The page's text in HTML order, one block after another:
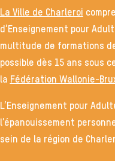
La Ville de Charleroi
d’Enseignement pour
multitude de formations
possible dès 15 ans sous
la Fédération Wallonie-
L’Enseignement pour
l’épanouissement
sein de la région de